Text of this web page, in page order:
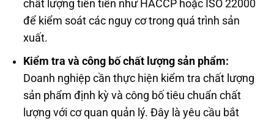
chất lượng tiên tiến như HACCP hoặc ISO 22000
để kiểm soát các nguy cơ trong quá trình sản
xuất.
Kiểm tra và công bố chất lượng sản phẩm:
Doanh nghiệp cần thực hiện kiểm tra chất lượng
sản phẩm định kỳ và công bố tiêu chuẩn chất
lượng với cơ quan quản lý. Đây là yêu cầu bắt